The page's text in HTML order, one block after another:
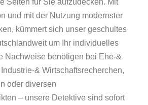
Seiten für Sie aufzudecken. Mit
und mit der Nutzung modernster
kümmert sich unser geschultes
um Ihr individuelles
Nachweise benötigen bei Ehe-&
& Wirtschaftsrecherchen,
oder diversen
– unsere Detektive sind sofort